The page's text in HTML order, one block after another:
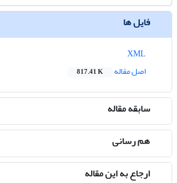
فایل ها
اصل مقاله
817.41 K
سابقه مقاله
هم رسانی
ارجاع به این مقاله